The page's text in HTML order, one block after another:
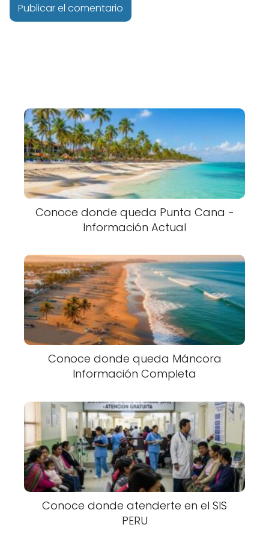
Conoce donde queda Punta Cana -
Información Actual
Conoce donde queda Máncora
Información Completa
Conoce donde atenderte en el SIS
PERU